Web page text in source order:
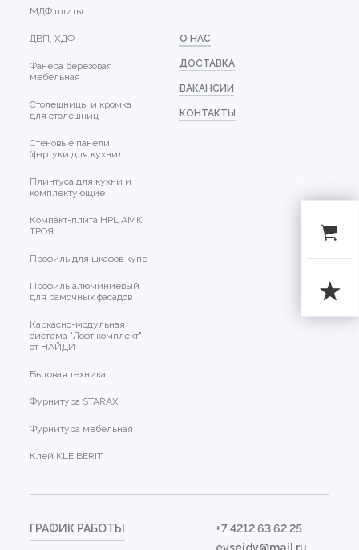
МДФ плиты
ДВП, ХДФ
Фанера берёзовая
мебельная
Столешницы и кромка
для столешниц
Стеновые панели
(фартуки для кухни)
Плинтуса для кухни и
комплектующие
Компакт-плита HPL АМК
ТРОЯ
Профиль для шкафов купе
Профиль алюминиевый
для рамочных фасадов
Каркасно-модульная
система "Лофт комплект"
от НАЙДИ
Бытовая техника
Фурнитура STARAX
Фурнитура мебельная
Клей KLEIBERIT
О НАС
ДОСТАВКА
ВАКАНСИИ
КОНТАКТЫ
ГРАФИК РАБОТЫ
+7 4212 63 62 25